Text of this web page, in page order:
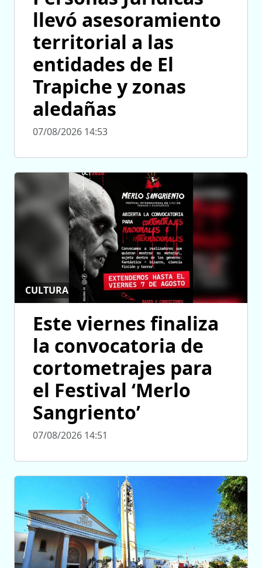
llevó asesoramiento
territorial a las
entidades de El
Trapiche y zonas
aledañas
07/08/2026 14:53
CULTURA
Este viernes finaliza
la convocatoria de
cortometrajes para
el Festival ‘Merlo
Sangriento’
07/08/2026 14:51